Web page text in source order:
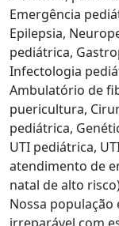
Emergência
Epilepsia,
pediátrica,
Infectologia
Ambulatório de
puericultura,
pediátrica,
UTI pediátrica,
atendimento de
natal de alto
Nossa população